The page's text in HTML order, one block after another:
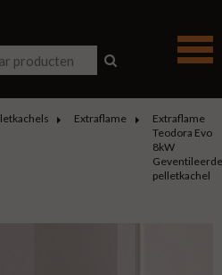
Extraflame
Extraflame
Teodora Evo
8kW
Geventileerde
pelletkachel